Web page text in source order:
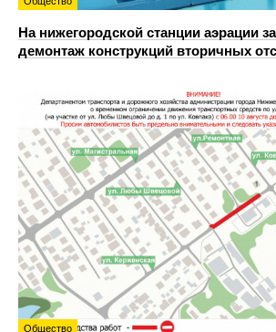
На нижегородской станции аэрации
демонтаж конструкций вторичных
Общество